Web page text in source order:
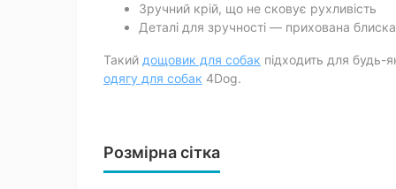
Зручний крій, що не сковує рухливість
Деталі для зручності — прихована
Такий дощовик для собак підходить для будь-
одягу для собак 4Dog.
Розмірна сітка